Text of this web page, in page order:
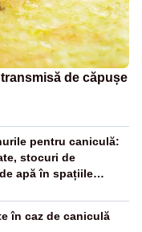
de căpușe
pentru caniculă:
stocuri de
apă în spațiile
în caz de caniculă